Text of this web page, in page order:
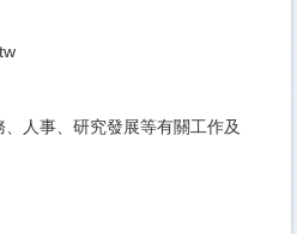
人事、研究發展等有關工作及